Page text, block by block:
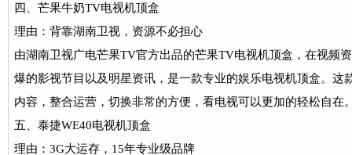
四、芒果牛奶TV电视机顶盒
理由：背靠湖南卫视，资源不必担心
由湖南卫视广电芒果TV官方出品的芒果TV电视机顶盒，在视频
爆的影视节目以及明星资讯，是一款专业的娱乐电视机顶盒。这
内容，整合运营，切换非常的方便，看电视可以更加的轻松自在
五、泰捷WE40电视机顶盒
理由：3G大运存，15年专业级品牌